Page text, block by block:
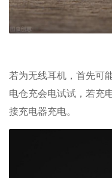
若为无线耳机，首先可
电仓充会电试试，若充
接充电器充电。